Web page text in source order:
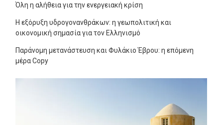
Όλη η αλήθεια για την ενεργειακή κρίση
Η εξόρυξη υδρογονανθράκων: η γεωπολιτική και
οικονομική σημασία για τον Ελληνισμό
Παράνομη μετανάστευση και Φυλάκιο Έβρου: η επόμενη
μέρα Copy